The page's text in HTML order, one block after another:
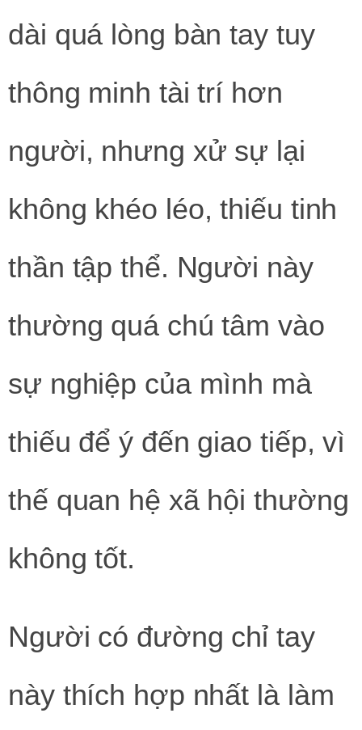
dài quá lòng bàn tay tuy
thông minh tài trí hơn
người, nhưng xử sự lại
không khéo léo, thiếu tinh
thần tập thể. Người này
thường quá chú tâm vào
sự nghiệp của mình mà
thiếu để ý đến giao tiếp, vì
thế quan hệ xã hội thường
không tốt.
Người có đường chỉ tay
này thích hợp nhất là làm